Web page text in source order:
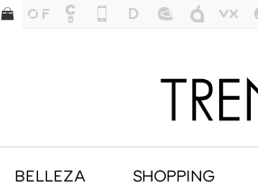
BELLEZA SHOPPING